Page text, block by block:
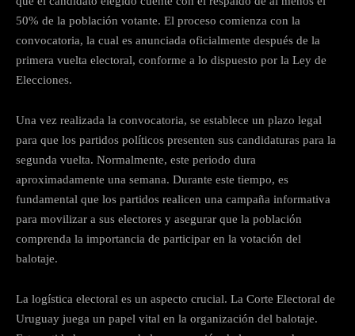
50% de la población votante. El proceso comienza con la
convocatoria, la cual es anunciada oficialmente después de la
primera vuelta electoral, conforme a lo dispuesto por la Ley de
Elecciones.
Una vez realizada la convocatoria, se establece un plazo legal
para que los partidos políticos presenten sus candidaturas para la
segunda vuelta. Normalmente, este periodo dura
aproximadamente una semana. Durante este tiempo, es
fundamental que los partidos realicen una campaña informativa
para movilizar a sus electores y asegurar que la población
comprenda la importancia de participar en la votación del
balotaje.
La logística electoral es un aspecto crucial. La Corte Electoral de
Uruguay juega un papel vital en la organización del balotaje.